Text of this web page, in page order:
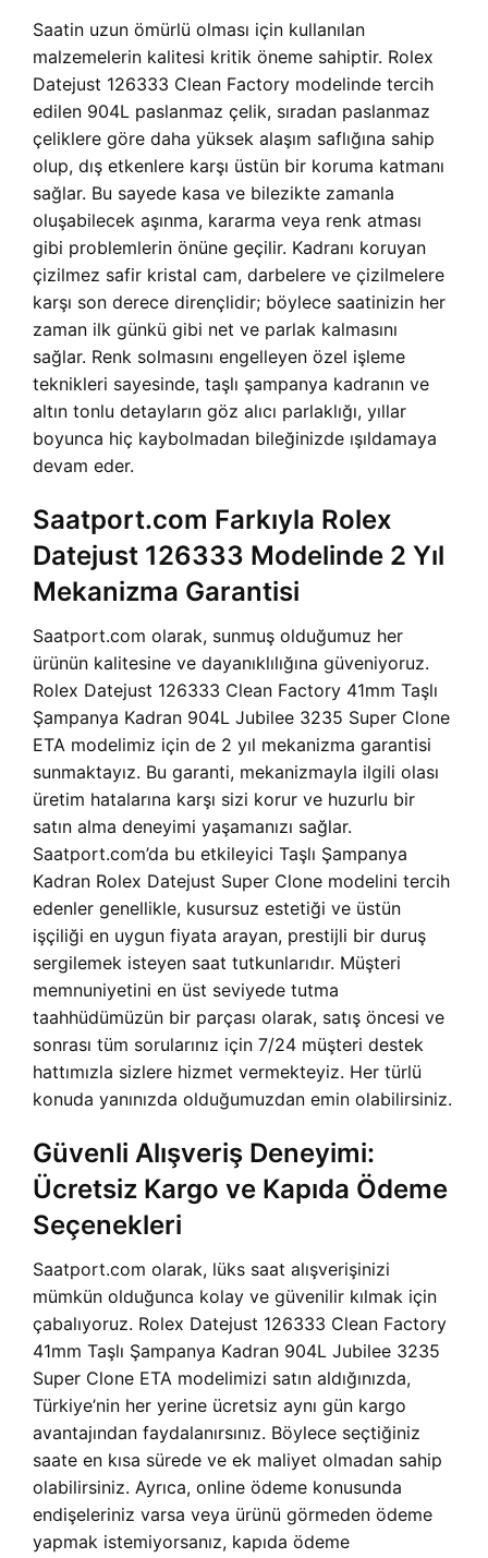
Saatin uzun ömürlü olması için kullanılan
malzemelerin kalitesi kritik öneme sahiptir. Rolex
Datejust 126333 Clean Factory modelinde tercih
edilen 904L paslanmaz çelik, sıradan paslanmaz
çeliklere göre daha yüksek alaşım saflığına sahip
olup, dış etkenlere karşı üstün bir koruma katmanı
sağlar. Bu sayede kasa ve bilezikte zamanla
oluşabilecek aşınma, kararma veya renk atması
gibi problemlerin önüne geçilir. Kadranı koruyan
çizilmez safir kristal cam, darbelere ve çizilmelere
karşı son derece dirençlidir; böylece saatinizin her
zaman ilk günkü gibi net ve parlak kalmasını
sağlar. Renk solmasını engelleyen özel işleme
teknikleri sayesinde, taşlı şampanya kadranın ve
altın tonlu detayların göz alıcı parlaklığı, yıllar
boyunca hiç kaybolmadan bileğinizde ışıldamaya
devam eder.
Saatport.com Farkıyla Rolex
Datejust 126333 Modelinde 2 Yıl
Mekanizma Garantisi
Saatport.com olarak, sunmuş olduğumuz her
ürünün kalitesine ve dayanıklılığına güveniyoruz.
Rolex Datejust 126333 Clean Factory 41mm Taşlı
Şampanya Kadran 904L Jubilee 3235 Super Clone
ETA modelimiz için de 2 yıl mekanizma garantisi
sunmaktayız. Bu garanti, mekanizmayla ilgili olası
üretim hatalarına karşı sizi korur ve huzurlu bir
satın alma deneyimi yaşamanızı sağlar.
Saatport.com’da bu etkileyici Taşlı Şampanya
Kadran Rolex Datejust Super Clone modelini tercih
edenler genellikle, kusursuz estetiği ve üstün
işçiliği en uygun fiyata arayan, prestijli bir duruş
sergilemek isteyen saat tutkunlarıdır. Müşteri
memnuniyetini en üst seviyede tutma
taahhüdümüzün bir parçası olarak, satış öncesi ve
sonrası tüm sorularınız için 7/24 müşteri destek
hattımızla sizlere hizmet vermekteyiz. Her türlü
konuda yanınızda olduğumuzdan emin olabilirsiniz.
Güvenli Alışveriş Deneyimi:
Ücretsiz Kargo ve Kapıda Ödeme
Seçenekleri
Saatport.com olarak, lüks saat alışverişinizi
mümkün olduğunca kolay ve güvenilir kılmak için
çabalıyoruz. Rolex Datejust 126333 Clean Factory
41mm Taşlı Şampanya Kadran 904L Jubilee 3235
Super Clone ETA modelimizi satın aldığınızda,
Türkiye’nin her yerine ücretsiz aynı gün kargo
avantajından faydalanırsınız. Böylece seçtiğiniz
saate en kısa sürede ve ek maliyet olmadan sahip
olabilirsiniz. Ayrıca, online ödeme konusunda
endişeleriniz varsa veya ürünü görmeden ödeme
yapmak istemiyorsanız, kapıda ödeme